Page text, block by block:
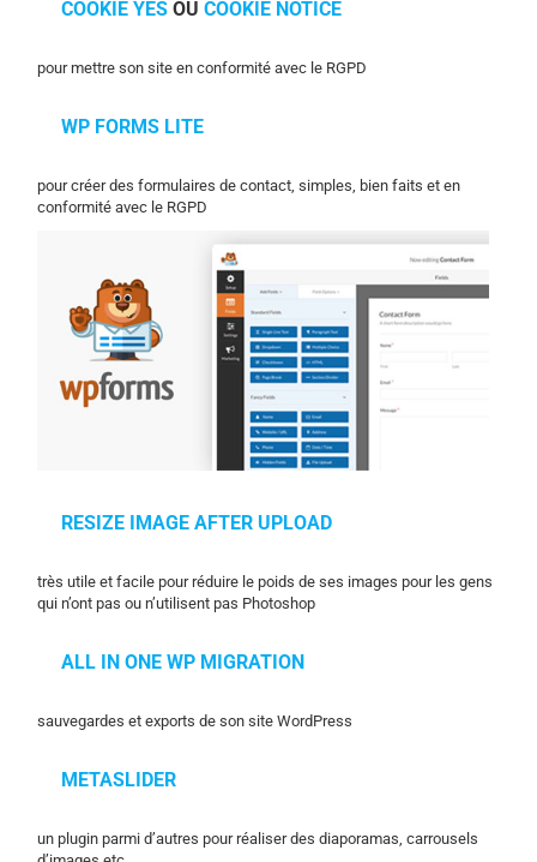
COOKIE YES OUCOOKIE NOTICE
pour mettre son site en conformité avec le RGPD
WP FORMS LITE
pour créer des formulaires de contact, simples, bien faits et en
conformité avec le RGPD
RESIZE IMAGE AFTER UPLOAD
très utile et facile pour réduire le poids de ses images pour les gens
qui n’ont pas ou n’utilisent pas Photoshop
ALL IN ONE WP MIGRATION
sauvegardes et exports de son site WordPress
METASLIDER
un plugin parmi d’autres pour réaliser des diaporamas, carrousels